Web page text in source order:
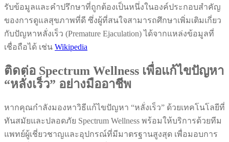
รับข้อมูลและคำปรึกษาที่ถูกต้องเป็นหนึ่งในองค์ประกอบสำคัญ
ของการดูแลสุขภาพที่ดี ซึ่งผู้ที่สนใจสามารถศึกษาเพิ่มเติมเกี่ยว
กับปัญหาหลั่งเร็ว (Premature Ejaculation) ได้จากแหล่งข้อมูลที่
เชื่อถือได้ เช่น Wikipedia
ติดต่อ Spectrum Wellness เพื่อแก้ไขปัญหา
“หลั่งเร็ว” อย่างมืออาชีพ
หากคุณกำลังมองหาวิธีแก้ไขปัญหา “หลั่งเร็ว” ด้วยเทคโนโลยีที่
ทันสมัยและปลอดภัย Spectrum Wellness พร้อมให้บริการด้วยทีม
แพทย์ผู้เชี่ยวชาญและอุปกรณ์ที่มีมาตรฐานสูงสุด เพื่อมอบการ